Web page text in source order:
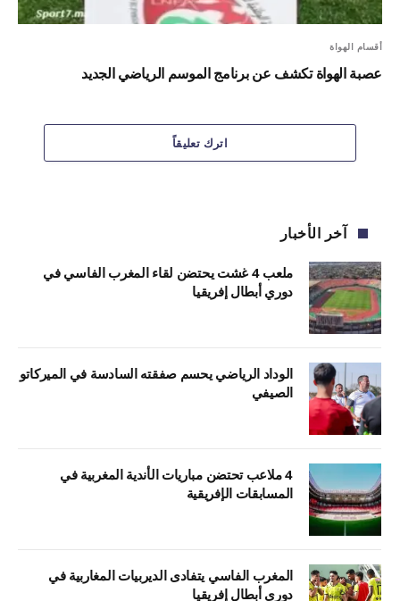
أقسام الهواة
عصبة الهواة تكشف عن برنامج الموسم الرياضي الجديد
اترك تعليقاً
آخر الأخبار
ملعب 4 غشت يحتضن لقاء المغرب الفاسي في
دوري أبطال إفريقيا
الوداد الرياضي يحسم صفقته السادسة في الميركاتو
الصيفي
4 ملاعب تحتضن مباريات الأندية المغربية في
المسابقات الإفريقية
المغرب الفاسي يتفادى الديربيات المغاربية في
دوري أبطال إفريقيا